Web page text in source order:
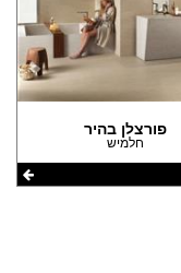
פורצלן בהיר
חלמיש